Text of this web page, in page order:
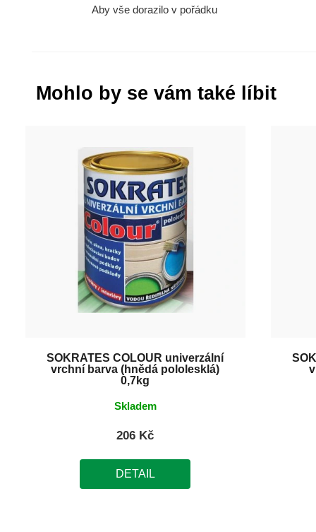
Aby vše dorazilo v pořádku
Mohlo by se vám také líbit
SOKRATES COLOUR univerzální
vrchní barva (hnědá pololesklá)
0,7kg
Skladem
206 Kč
DETAIL